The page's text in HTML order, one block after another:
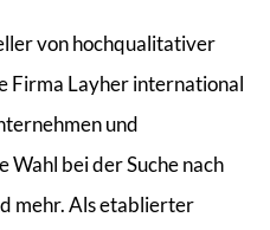
von hochqualitativer
Firma Layher international
und
bei der Suche nach
mehr. Als etablierter